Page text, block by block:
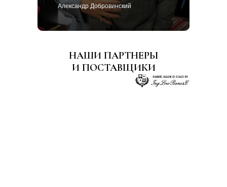
Александр Добровинский
НАШИ ПАРТНЕРЫ
И ПОСТАВЩИКИ